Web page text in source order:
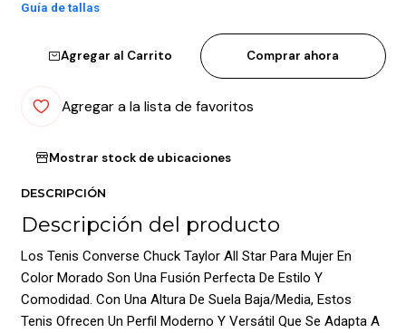
Guía de tallas
Agregar al Carrito Comprar ahora
Agregar a la lista de favoritos
Mostrar stock de ubicaciones
DESCRIPCIÓN
Descripción del producto
Los Tenis Converse Chuck Taylor All Star Para Mujer En
Color Morado Son Una Fusión Perfecta De Estilo Y
Comodidad. Con Una Altura De Suela Baja/Media, Estos
Tenis Ofrecen Un Perfil Moderno Y Versátil Que Se Adapta A